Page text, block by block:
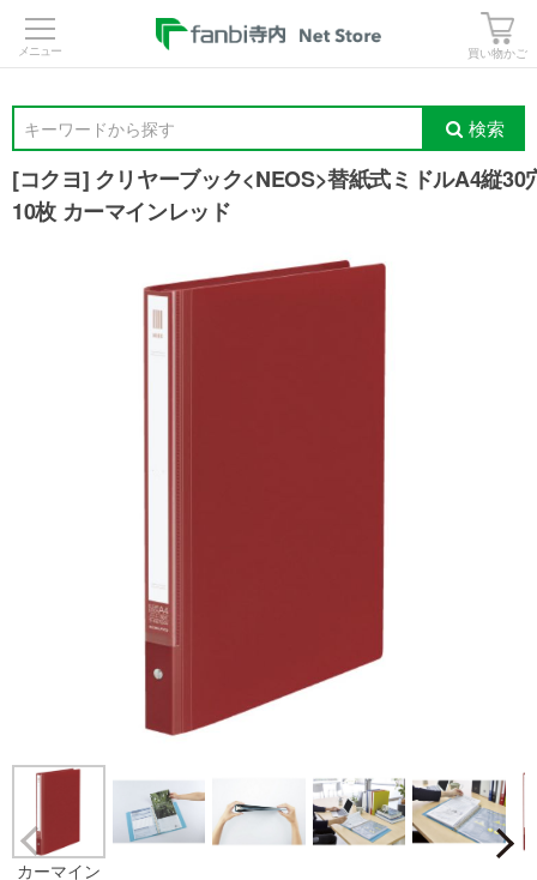
買い物かご
キーワードから探す 検索
[コクヨ] クリヤーブック<NEOS>替紙式ミドルA4縦30
10枚 カーマインレッド
カーマイン